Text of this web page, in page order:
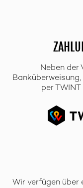
Neben der
per
Wir verfügen über